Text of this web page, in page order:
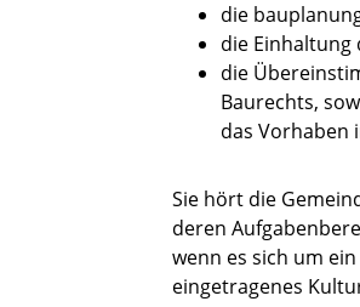
die
die
die
Baurechts,
das Vorhaben
Sie hört die
deren
wenn es sich um
eingetragenes